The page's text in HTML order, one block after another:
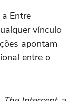
Entre
vínculo
apontam
entre o